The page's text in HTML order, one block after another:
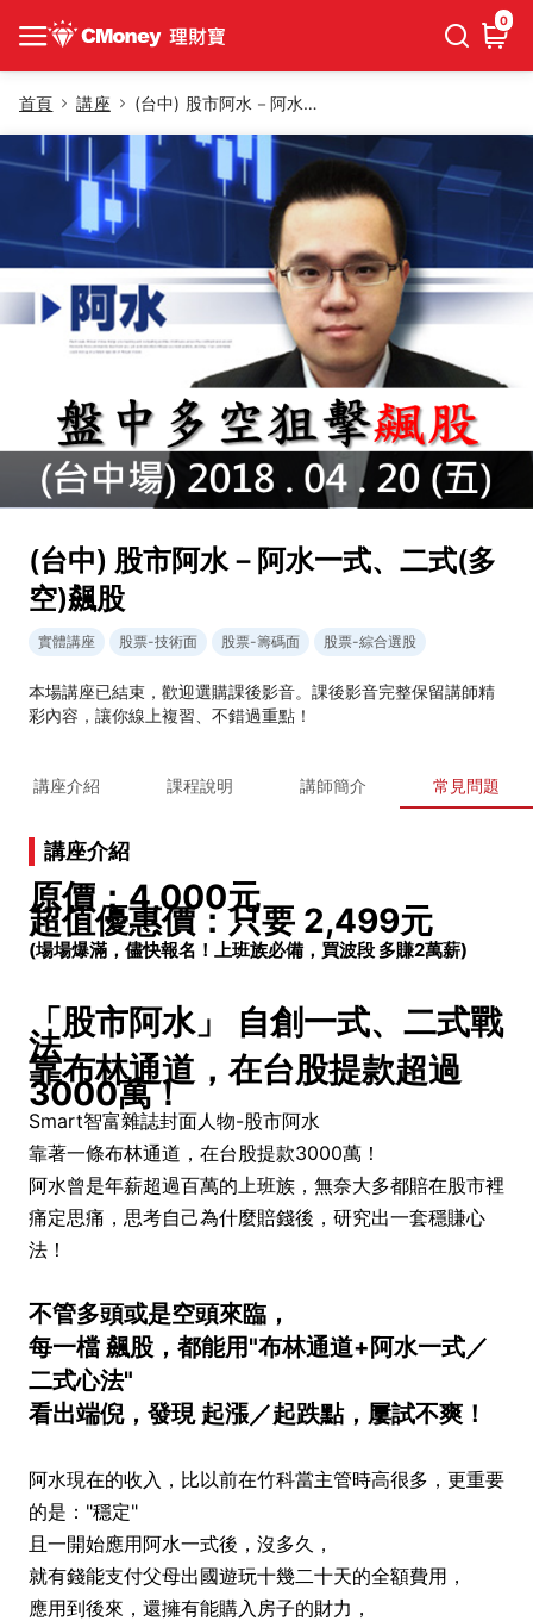
0
首頁 講座 (台中) 股市阿水－阿水一式、二式(多空)飆股
(台中) 股市阿水－阿水一式、二式(多
空)飆股
實體講座 股票-技術面 股票-籌碼面 股票-綜合選股
本場講座已結束，歡迎選購課後影音。課後影音完整保留講師精
彩內容，讓你線上複習、不錯過重點！
講座介紹 課程說明 講師簡介 常見問題
講座介紹
原價：4,000元
超值優惠價：只要 2,499元
(場場爆滿，儘快報名！上班族必備，買波段 多賺2萬薪)
「股市阿水」 自創一式、二式戰
法
靠布林通道，在台股提款超過
3000萬！
Smart智富雜誌封面人物-股市阿水
靠著一條布林通道，在台股提款3000萬！
阿水曾是年薪超過百萬的上班族，無奈大多都賠在股市裡
痛定思痛，思考自己為什麼賠錢後，研究出一套穩賺心
法！
不管多頭或是空頭來臨，
每一檔 飆股，都能用"布林通道+阿水一式／
二式心法"
看出端倪，發現 起漲／起跌點，屢試不爽！
阿水現在的收入，比以前在竹科當主管時高很多，更重要
的是："穩定"
且一開始應用阿水一式後，沒多久，
就有錢能支付父母出國遊玩十幾二十天的全額費用，
應用到後來，還擁有能購入房子的財力，